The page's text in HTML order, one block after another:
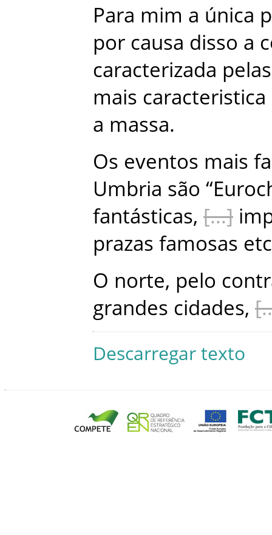
Para mim a única
por causa disso a
caracterizada pelas
mais caracteristica
a massa.
Os eventos mais
Umbria são “
fantásticas,
prazas famosas etc
O norte, pelo
grandes cidades,
Descarregar texto